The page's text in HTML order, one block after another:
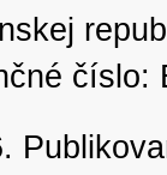
číslo: